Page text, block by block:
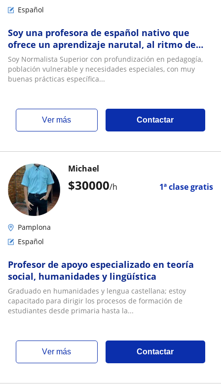
Español
Soy una profesora de español nativo que
ofrece un aprendizaje narutal, al ritmo de
cada estudiante que desee aprender el
idioma
Soy Normalista Superior con profundización en pedagogía,
población vulnerable y necesidades especiales, con muy
buenas prácticas específica...
ver más Contactar
$30000/h 1ª clase gratis
Michael
Pamplona
Español
Profesor de apoyo especializado en teoría
social, humanidades y lingüística
Graduado en humanidades y lengua castellana; estoy
capacitado para dirigir los procesos de formación de
estudiantes desde primaria hasta la...
ver más Contactar